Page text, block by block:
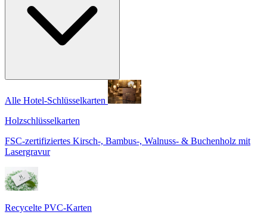
Alle Hotel-Schlüsselkarten
Holzschlüsselkarten
FSC-zertifiziertes Kirsch-, Bambus-, Walnuss- & Buchenholz mit
Lasergravur
Recycelte PVC-Karten